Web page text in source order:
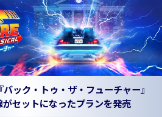
ック・トゥ・ザ・フューチャー』
セットになったプランを発売